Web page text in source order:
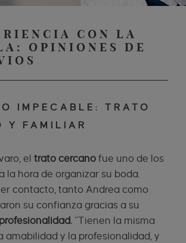
CON LA
OPINIONES DE
IMPECABLE: TRATO
Y FAMILIAR
el trato cercano fue uno de los
la hora de organizar su boda.
contacto, tanto Andrea como
su confianza gracias a su
“Tienen la misma
amabilidad y la profesionalidad, y